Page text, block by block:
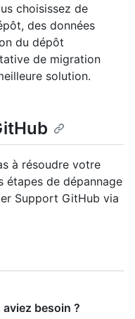
choisissez de
des données
du dépôt
de migration
solution.
à résoudre votre
étapes de dépannage
Support GitHub via
besoin ?